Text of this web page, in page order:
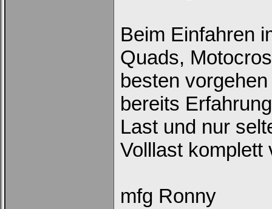
Loginbox
Beim Einfahren
Quads,
besten
bereits
Last und nur
Volllast komplett
mfg Ronny